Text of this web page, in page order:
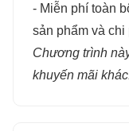
- Miễn phí toàn
sản phẩm và chi
Chương trình
khuyến mãi